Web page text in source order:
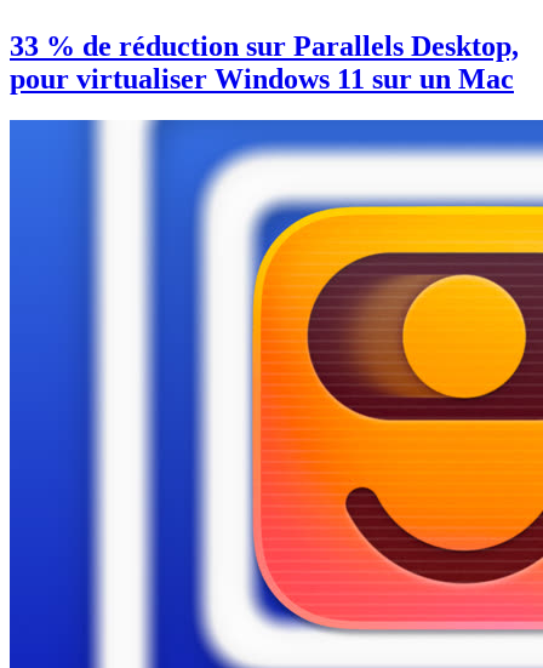
33 % de réduction sur Parallels Desktop,
pour virtualiser Windows 11 sur un Mac